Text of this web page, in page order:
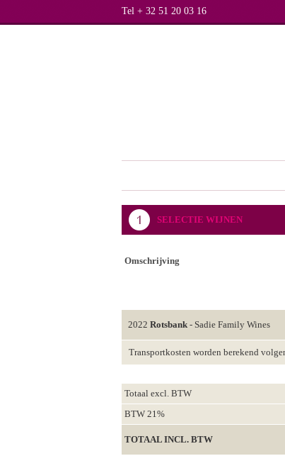
Tel + 32 51 20 03 16
SELECTIE WIJNEN
Omschrijving
2022 Rotsbank - Sadie Family Wines
Transportkosten worden berekend
Totaal excl. BTW
BTW 21%
TOTAAL INCL. BTW